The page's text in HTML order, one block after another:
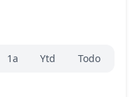
1a Ytd Todo